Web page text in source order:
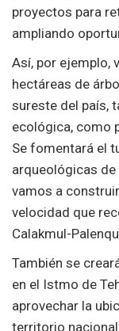
proyectos para
ampliando
Así, por ejemplo,
hectáreas de
sureste del país,
ecológica, como
Se fomentará el
arqueológicas
vamos a
velocidad que
Calakmul-
También se
en el Istmo de
aprovechar la
territorio